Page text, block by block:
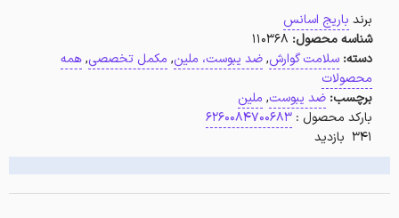
برند باریج اسانس
شناسه محصول: 110368
دسته: سلامت گوارش,ضد یبوست، ملین, مکمل تخصصی,همه
محصولات
برچسب: ضد یبوست, ملین
بارکد محصول : 6260084700683
341 بازدید